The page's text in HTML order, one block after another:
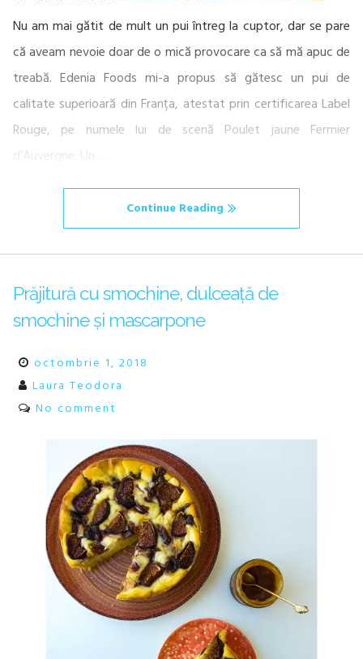
Nu am mai gătit de mult un pui întreg la cuptor, dar se pare
că aveam nevoie doar de o mică provocare ca să mă apuc de
treabă. Edenia Foods mi-a propus să gătesc un pui de
calitate superioară din Franța, atestat prin certificarea Label
Rouge, pe numele lui de scenă Poulet jaune Fermier
d’Auvergne. Un…
Continue Reading
Prăjitură cu smochine, dulceață de
smochine și mascarpone
octombrie 1, 2018
Laura Teodora
No comment